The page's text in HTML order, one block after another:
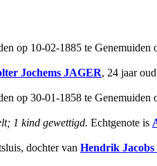
op 10-02-1885 te Genemuiden
Jochems JAGER, 24 jaar
op 30-01-1858 te Genemuiden
1 kind gewettigd. Echtgenote is
dochter van Hendrik Jacobs